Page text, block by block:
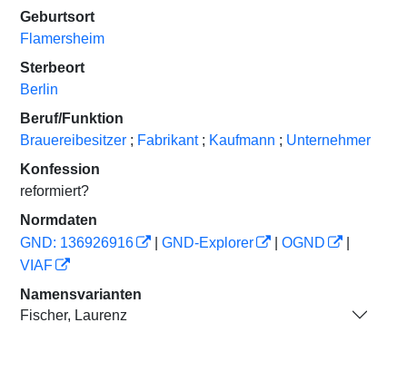
Geburtsort
Flamersheim
Sterbeort
Berlin
Beruf/Funktion
Brauereibesitzer ; Fabrikant ; Kaufmann ; Unternehmer
Konfession
reformiert?
Normdaten
GND: 136926916
GND-Explorer OGND
VIAF
Namensvarianten
Fischer, Laurenz